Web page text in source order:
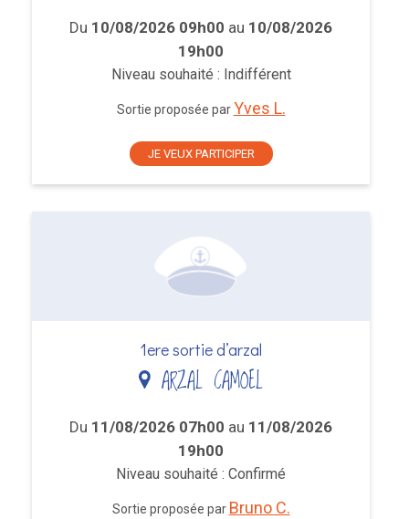
Du 10/08/2026 09h00 au 10/08/2026
19h00
Niveau souhaité : Indifférent
Sortie proposée parYves L.
JE VEUX PARTICIPER
1ere sortie d’arzal
ARZAL CAMOEL
Du 11/08/2026 07h00 au 11/08/2026
19h00
Niveau souhaité : Confirmé
Sortie proposée par Bruno C.